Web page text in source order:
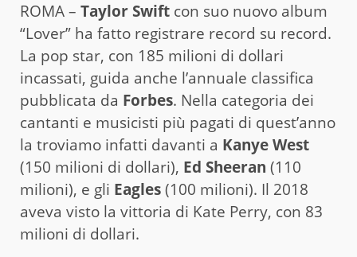
ROMA – Taylor Swift con suo nuovo album
“Lover” ha fatto registrare record su record.
La pop star, con 185 milioni di dollari
incassati, guida anche l’annuale classifica
pubblicata da Forbes. Nella categoria dei
cantanti e musicisti più pagati di quest’anno
la troviamo infatti davanti a Kanye West
(150 milioni di dollari), Ed Sheeran (110
milioni), e gli Eagles(100 milioni). Il 2018
aveva visto la vittoria di Kate Perry, con 83
milioni di dollari.